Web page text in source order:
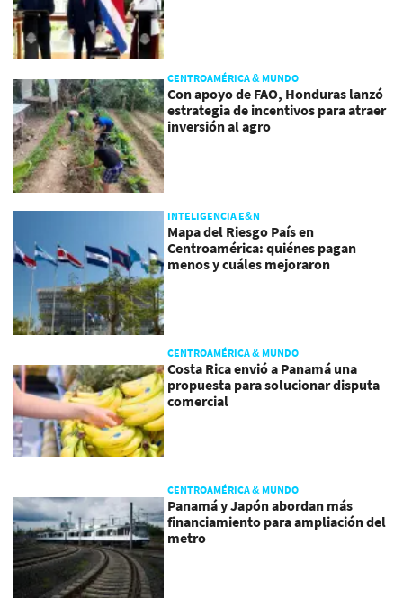
CENTROAMÉRICA & MUNDO
Con apoyo de FAO, Honduras lanzó
estrategia de incentivos para atraer
inversión al agro
INTELIGENCIA E&N
Mapa del Riesgo País en
Centroamérica: quiénes pagan
menos y cuáles mejoraron
CENTROAMÉRICA & MUNDO
Costa Rica envió a Panamá una
propuesta para solucionar disputa
comercial
CENTROAMÉRICA & MUNDO
Panamá y Japón abordan más
financiamiento para ampliación del
metro